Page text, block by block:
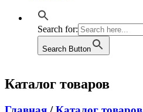
Search for:
Search Button
Каталог товаров